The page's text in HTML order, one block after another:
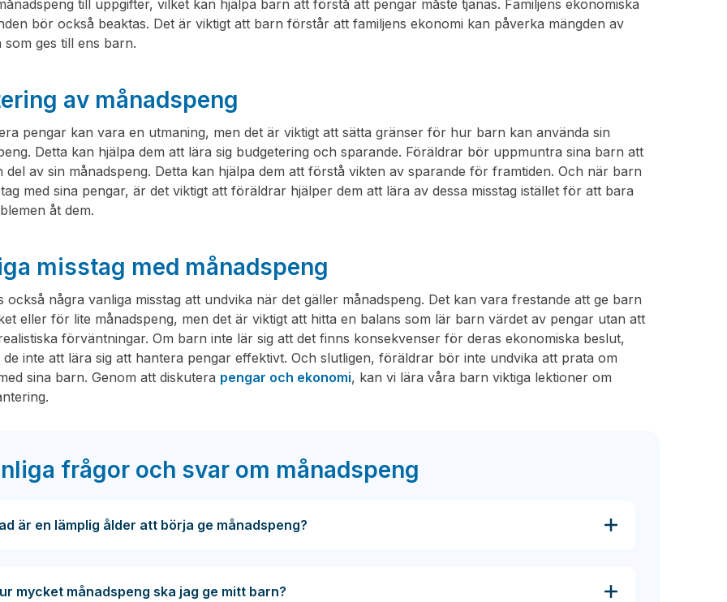
till uppgifter, vilket kan hjälpa barn att förstå att pengar måste tjänas. Familjens ekonomiska
bör också beaktas. Det är viktigt att barn förstår att familjens ekonomi kan påverka mängden av
som ges till ens barn.
av månadspeng
pengar kan vara en utmaning, men det är viktigt att sätta gränser för hur barn kan använda sin
Detta kan hjälpa dem att lära sig budgetering och sparande. Föräldrar bör uppmuntra sina barn att
del av sin månadspeng. Detta kan hjälpa dem att förstå vikten av sparande för framtiden. Och när barn
med sina pengar, är det viktigt att föräldrar hjälper dem att lära av dessa misstag istället för att bara
åt dem.
misstag med månadspeng
också några vanliga misstag att undvika när det gäller månadspeng. Det kan vara frestande att ge barn
eller för lite månadspeng, men det är viktigt att hitta en balans som lär barn värdet av pengar utan att
förväntningar. Om barn inte lär sig att det finns konsekvenser för deras ekonomiska beslut,
de inte att lära sig att hantera pengar effektivt. Och slutligen, föräldrar bör inte undvika att prata om
sina barn. Genom att diskutera pengar och ekonomi, kan vi lära våra barn viktiga lektioner om
frågor och svar om månadspeng
är en lämplig ålder att börja ge månadspeng?
mycket månadspeng ska jag ge mitt barn?